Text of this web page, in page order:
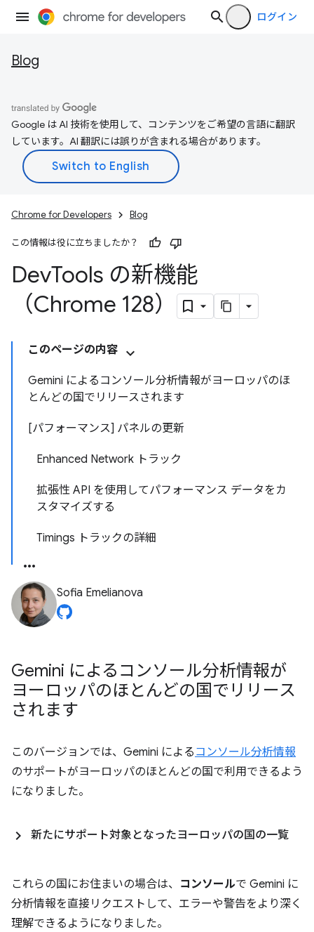
ログイン
Blog
Google は AI 技術を使用して、コンテンツをご希望の言語に翻訳
しています。AI 翻訳には誤りが含まれる場合があります。
Chrome for Developers Blog
この情報は役に立ちましたか？
DevTools の新機能
（Chrome 128）
このページの内容
Gemini によるコンソール分析情報がヨーロッパのほ
とんどの国でリリースされます
[パフォーマンス] パネルの更新
Enhanced Network トラック
拡張性 API を使用してパフォーマンス データをカ
スタマイズする
Timings トラックの詳細
Sofia Emelianova
Gemini によるコンソール分析情報が
ヨーロッパのほとんどの国でリリース
されます
このバージョンでは、Gemini による コンソール分析情報
のサポートがヨーロッパのほとんどの国で利用できるよう
になりました。
新たにサポート対象となったヨーロッパの国の一覧
これらの国にお住まいの場合は、 コンソールで Gemini に
分析情報を直接リクエストして、エラーや警告をより深く
理解できるようになりました。